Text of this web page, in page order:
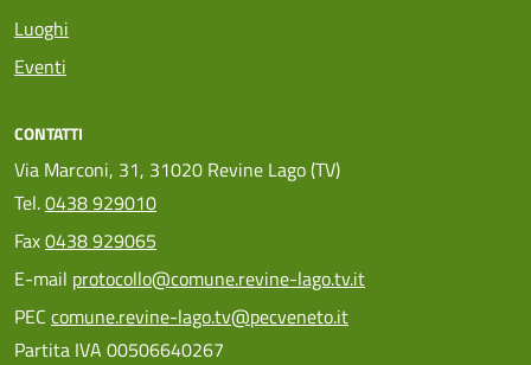
Luoghi
Eventi
CONTATTI
Via Marconi, 31, 31020 Revine Lago (TV)
Tel.0438 929010
Fax0438 929065
E-mail protocollo@comune.revine-lago.tv.it
PEC comune.revine-lago.tv@pecveneto.it
Partita IVA 00506640267